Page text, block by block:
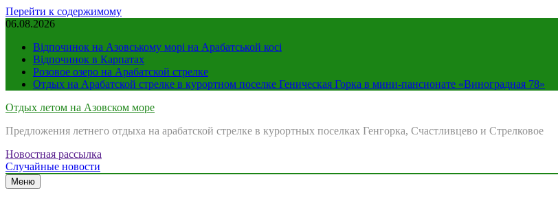
Перейти к содержимому
06.08.2026
Відпочинок на Азовському морі на Арабатськой косі
Відпочинок в Карпатах
Розовое озеро на Арабатской стрелке
Отдых на Арабатской стрелке в курортном поселке Геническая Горка в мини-пансионате «Виноградная 78»
Отдых летом на Азовском море
Предложения летнего отдыха на арабатской стрелке в курортных поселках Генгорка, Счастливцево и Стрелковое
Новостная рассылка
Случайные новости
Меню